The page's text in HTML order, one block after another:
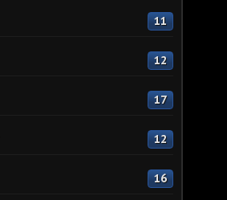
11
12
17
12
16